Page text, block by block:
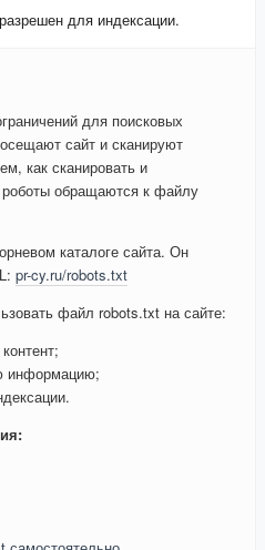
для индексации.
для поисковых
сайт и сканируют
как сканировать и
роботы обращаются к файлу
каталоге сайта. Он
pr-cy.ru/robots.txt
файл robots.txt на сайте:
информацию;